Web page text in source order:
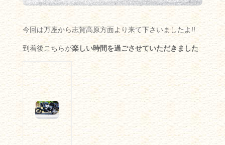
今回は万座から志賀高原方面より来て下さいましたよ!!
到着後こちらが楽しい時間を過ごさせていただきました